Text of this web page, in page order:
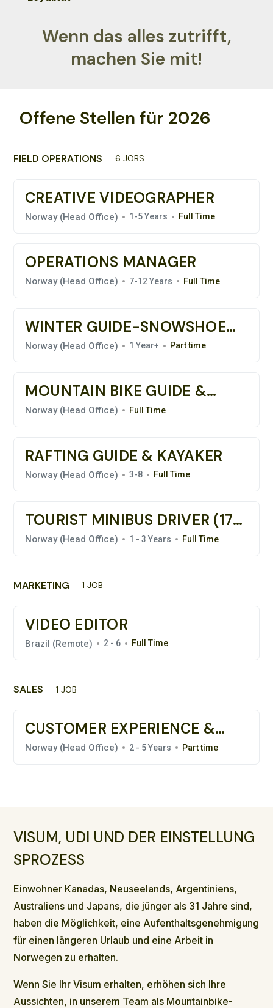
Wenn das alles zutrifft,
machen Sie mit!
Offene Stellen für 2026
FIELD OPERATIONS 6 JOBS
CREATIVE VIDEOGRAPHER
Norway (Head Office) 1-5 Years Full Time
OPERATIONS MANAGER
Norway (Head Office) 7-12 Years Full Time
WINTER GUIDE-SNOWSHOES
& BACKCOUNTRY SKI
Norway (Head Office) 1 Year+ Part time
MOUNTAIN BIKE GUIDE &
MECHANIC
Norway (Head Office) Full Time
RAFTING GUIDE & KAYAKER
Norway (Head Office) 3-8 Full Time
TOURIST MINIBUS DRIVER (17-
SEATER)
Norway (Head Office) 1 - 3 Years Full Time
MARKETING 1 JOB
VIDEO EDITOR
Brazil (Remote) 2 - 6 Full Time
SALES 1 JOB
CUSTOMER EXPERIENCE &
SALES COORDINATOR
Norway (Head Office) 2 - 5 Years Part time
VISUM, UDI UND DER EINSTELLUNG
SPROZESS
Einwohner Kanadas, Neuseelands, Argentiniens,
Australiens und Japans, die jünger als 31 Jahre sind,
haben die Möglichkeit, eine Aufenthaltsgenehmigung
für einen längeren Urlaub und eine Arbeit in
Norwegen zu erhalten.
Wenn Sie Ihr Visum erhalten, erhöhen sich Ihre
Aussichten, in unserem Team als Mountainbike-